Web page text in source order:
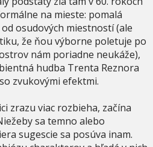
na mieste: pomalá
osudových miestností (ale
že ňou výborne poletuje po
nám poriadne neukáže),
hudba Trenta Reznora
zvukovými efektmi.
zrazu viac rozbieha, začína
sa temno alebo
sugescie sa posúva inam.